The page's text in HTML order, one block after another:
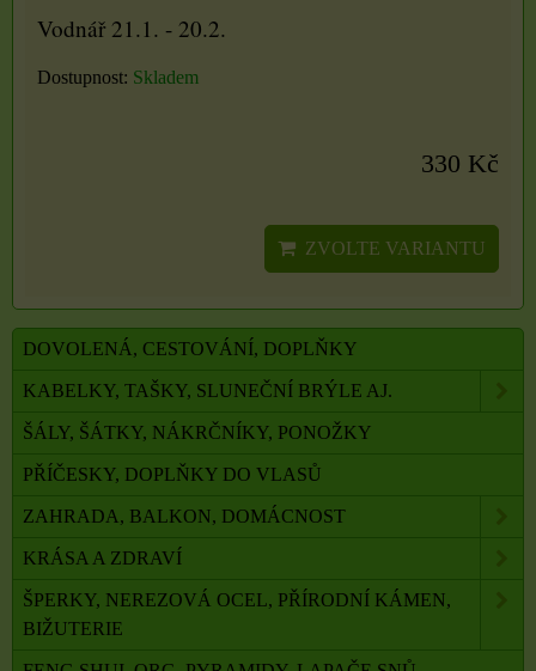
Vodnář 21.1. - 20.2.
Dostupnost: Skladem
330 Kč
ZVOLTE VARIANTU
DOVOLENÁ, CESTOVÁNÍ, DOPLŇKY
KABELKY, TAŠKY, SLUNEČNÍ BRÝLE AJ.
ŠÁLY, ŠÁTKY, NÁKRČNÍKY, PONOŽKY
PŘÍČESKY, DOPLŇKY DO VLASŮ
ZAHRADA, BALKON, DOMÁCNOST
KRÁSA A ZDRAVÍ
ŠPERKY, NEREZOVÁ OCEL, PŘÍRODNÍ KÁMEN,
BIŽUTERIE